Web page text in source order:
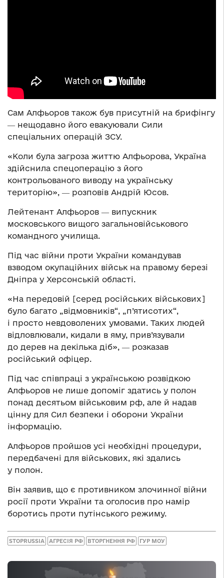
Сам Алфьоров також був присутній на брифінгу
― нещодавно його евакуювали Сили
спеціальних операцій ЗСУ.
«Коли була загроза життю Алфьорова, Україна
здійснила спецоперацію з його
контрольованого виводу на українську
територію», ― розповів Андрій Юсов.
Лейтенант Алфьоров ― випускник
московського вищого загальновійськового
командного училища.
Під час війни проти України командував
взводом окупаційних військ на правому березі
Дніпра у Херсонській області.
«На передовій [серед російських військових]
було багато „відмовників“, „п’ятисотих“,
і просто невдоволених умовами. Таких людей
відловлювали, кидали в яму, прив’язували
до дерев на декілька діб», ― розказав
російський офіцер.
Під час співпраці з українською розвідкою
Алфьоров не лише допоміг здатись у полон
понад десятьом військовим рф, але й надав
цінну для Сил безпеки і оборони України
інформацію.
Алфьоров пройшов усі необхідні процедури,
передбачені для військових, які здались
у полон.
Він заявив, що є противником злочинної війни
росії проти України та оголосив про намір
боротись проти путінського режиму.
STOPRUSSIA АГРЕСІЯ РФ ВТОРГНЕННЯ РФ ГУР МОУ